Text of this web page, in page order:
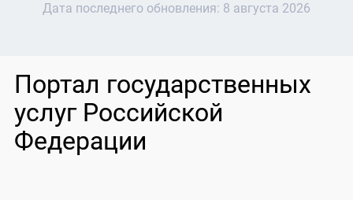
Дата последнего обновления: 8 августа 2026
Портал государственных
услуг Российской
Федерации